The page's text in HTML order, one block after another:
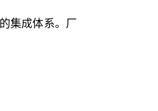
集成体系。厂